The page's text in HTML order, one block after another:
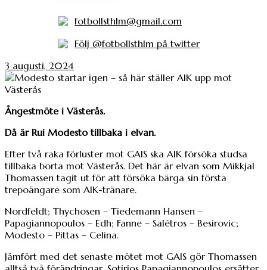
fotbollsthlm@gmail.com
Följ @fotbollsthlm på twitter
3 augusti, 2024
Ångestmöte i Västerås.
Då är Rui Modesto tillbaka i elvan.
Efter två raka förluster mot GAIS ska AIK försöka studsa
tillbaka borta mot Västerås. Det här är elvan som Mikkjal
Thomassen tagit ut för att försöka bärga sin första
trepoängare som AIK-tränare.
Nordfeldt; Thychosen – Tiedemann Hansen –
Papagiannopoulos – Edh; Fanne – Salétros – Besirovic;
Modesto – Pittas – Celina.
Jämfört med det senaste mötet mot GAIS gör Thomassen